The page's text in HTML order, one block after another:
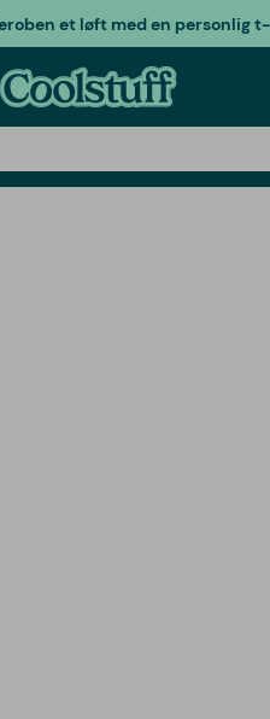
et løft med en personlig